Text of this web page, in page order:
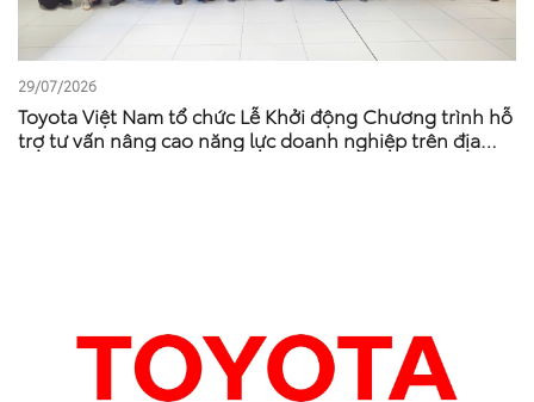
29/07/2026
Toyota Việt Nam tổ chức Lễ Khởi động Chương trình hỗ
trợ tư vấn nâng cao năng lực doanh nghiệp trên địa